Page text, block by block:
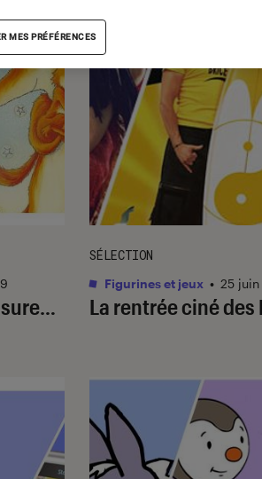
La rentrée ciné des
SÉLECTION
Figurines et jeux • 25
MES PRÉFÉRENCES